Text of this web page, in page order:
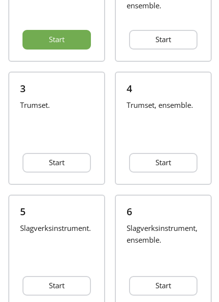
English
Español
Français
Italiano
日本語
Português
Start
ensemble.
Start
3
Trumset.
Start
4
Trumset, ensemble.
Start
5
Slagverksinstrument.
Start
6
Slagverksinstrument,
ensemble.
Start